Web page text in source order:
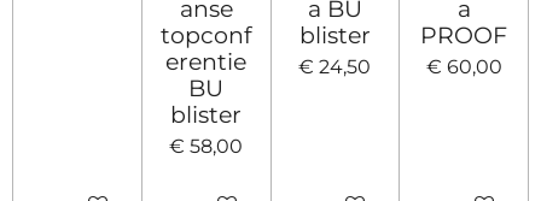
anse
topconf
erentie
BU
blister
€ 58,00
a BU
blister
€ 24,50
a
PROOF
€ 60,00